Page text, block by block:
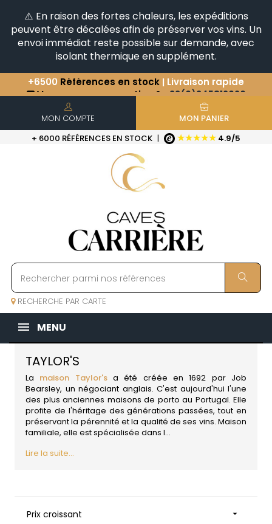
⚠️ En raison des fortes chaleurs, les expéditions
peuvent être décalées afin de préserver vos vins. Un
envoi immédiat reste possible sur demande, avec
isolant thermique en supplément.
Vous avez une question ?+33(0)345812020
Découvrez notre sélectiond'Horizontales & Verticales
Références en stock | Livraison rapide
MON COMPTE
MON PANIER
+ 6000 RÉFÉRENCES EN STOCK | ★★★★★ 4.9/5
RECHERCHE PAR CARTE
MENU
TAYLOR'S
La maison Taylor'sa été créée en 1692 par Job
Bearsley, un négociant anglais. C'est aujourd'hui l'une
des plus anciennes maisons de porto au Portugal. Elle
profite de l'héritage des générations passées, tout en
préservant la pérennité et la qualité de ses vins. Maison
familiale, elle est spécialisée dans l...
Lire la suite...
Prix croissant 